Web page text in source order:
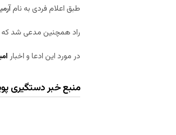
طبق اعلام فردی به نام
راد همچنین مدعی شد که
در مورد این ادعا و اخبار
منبع خبر دستگیری